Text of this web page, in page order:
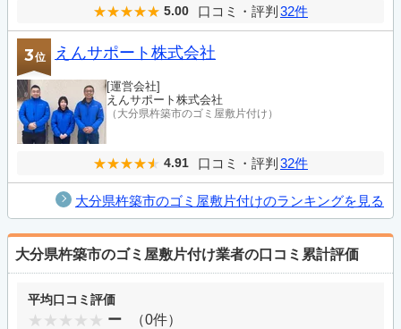
5.00 口コミ・評判 32件
3位 えんサポート株式会社
[運営会社]
えんサポート株式会社
（大分県杵築市のゴミ屋敷片付け）
4.91 口コミ・評判 32件
大分県杵築市のゴミ屋敷片付けのランキングを見る
大分県杵築市のゴミ屋敷片付け業者の口コミ累計評価
平均口コミ評価
ー （0件）